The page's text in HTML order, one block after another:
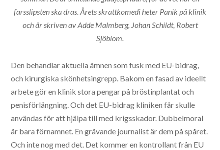
farsslipsten ska dras. Årets skrattkomedi heter Panik på klinik
och är skriven av Adde Malmberg, Johan Schildt, Robert
Sjöblom.
Den behandlar aktuella ämnen som fusk med EU-bidrag,
och kirurgiska skönhetsingrepp. Bakom en fasad av ideellt
arbete gör en klinik stora pengar på bröstinplantat och
penisförlängning. Och det EU-bidrag kliniken får skulle
användas för att hjälpa till med krigsskador. Dubbelmoral
är bara förnamnet. En grävande journalist är dem på spåret.
Och inte nog med det. Det kommer en kontrollant från EU